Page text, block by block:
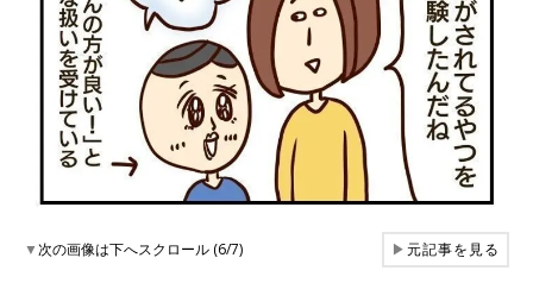
▼次の画像は下へスクロール (6/7) ▶元記事を見る